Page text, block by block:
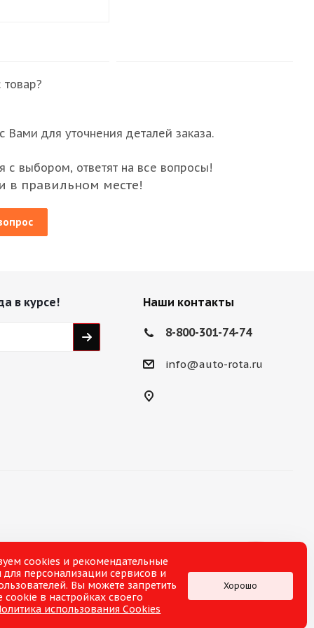
для уточнения деталей заказа.
с выбором, ответят на все вопросы!
в правильном месте!
в курсе! Наши контакты
8-800-301-74-74
info@auto-rota.ru
cookies и рекомендательные
для персонализации сервисов и
Вы можете запретить
cookie в настройках своего
использования Cookies
Хорошо